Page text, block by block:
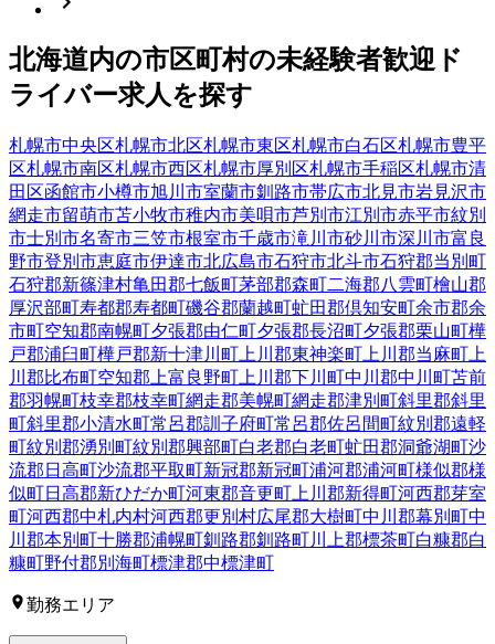
北海道内の市区町村の未経験者歓迎ド
ライバー求人を探す
札幌市中央区札幌市北区札幌市東区札幌市白石区札幌市豊平
区札幌市南区札幌市西区札幌市厚別区札幌市手稲区札幌市清
田区函館市小樽市旭川市室蘭市釧路市帯広市北見市岩見沢市
網走市留萌市苫小牧市稚内市美唄市芦別市江別市赤平市紋別
市士別市名寄市三笠市根室市千歳市滝川市砂川市深川市富良
野市登別市恵庭市伊達市北広島市石狩市北斗市石狩郡当別町
石狩郡新篠津村亀田郡七飯町茅部郡森町二海郡八雲町檜山郡
厚沢部町寿都郡寿都町磯谷郡蘭越町虻田郡倶知安町余市郡余
市町空知郡南幌町夕張郡由仁町夕張郡長沼町夕張郡栗山町樺
戸郡浦臼町樺戸郡新十津川町 上川郡東神楽町 上川郡当麻町 上
川郡比布町空知郡上富良野町 上川郡下川町中川郡中川町苫前
郡羽幌町枝幸郡枝幸町網走郡美幌町網走郡津別町斜里郡斜里
町斜里郡小清水町常呂郡訓子府町常呂郡佐呂間町紋別郡遠軽
町紋別郡湧別町紋別郡興部町白老郡白老町虻田郡洞爺湖町沙
流郡日高町沙流郡平取町新冠郡新冠町浦河郡浦河町様似郡様
似町日高郡新ひだか町河東郡音更町 上川郡新得町河西郡芽室
町河西郡中札内村河西郡更別村広尾郡大樹町中川郡幕別町中
川郡本別町十勝郡浦幌町釧路郡釧路町川上郡標茶町白糠郡白
糠町野付郡別海町標津郡中標津町
勤務エリア